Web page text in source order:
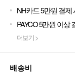
NH카드 5만원 결제
PAYCO 5만원 이상
더보기 >
배송비